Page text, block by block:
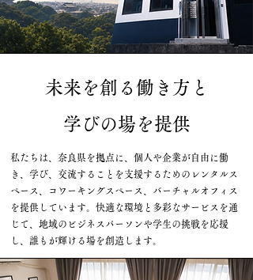
未来を創る働き方と
学びの場を提供
私たちは、奈良県を拠点に、個人や企業が自由に働
き、学び、交流することを支援するためのレンタルス
ペース、コワーキングスペース、バーチャルオフィス
を提供しています。快適な環境と多彩なサービスを通
じて、地域のビジネスパーソンや学生の挑戦を応援
し、誰もが輝ける場を創造します。